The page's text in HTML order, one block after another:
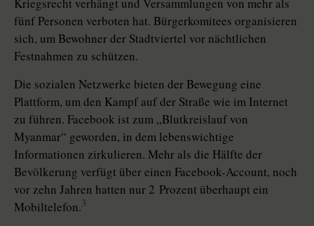
Kriegsrecht verhängt und Versammlungen von mehr als
fünf Personen verboten hat. Bürgerkomitees organisieren
sich, um Bewohner der Stadtviertel vor nächtlichen
Festnahmen zu schützen.
Die sozialen Netzwerke bieten der Bewegung eine
Plattform, um den Kampf auf der Straße wie im Internet
zu führen. Facebook ist zum „Blutkreislauf von
Myanmar“ geworden, in dem lebenswichtige
Informationen zirkulieren. Mehr als die Hälfte der
Bevölkerung verfügt über einen Facebook-­Account, noch
vor zehn Jahren hatten nur 2 Prozent überhaupt ein
Mobiltelefon.3